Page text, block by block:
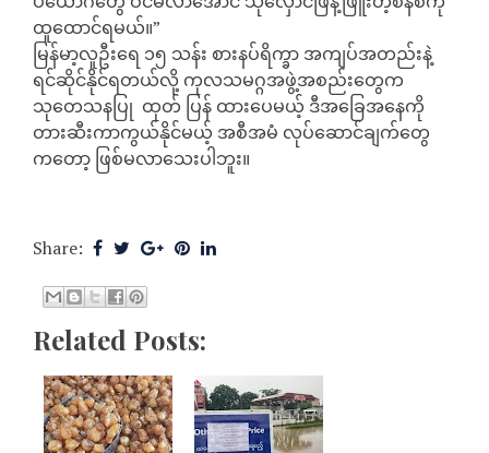
ထူထောင်ရမယ်။”
မြန်မာ့လူဦးရေ ၁၅ သန်း စားနပ်ရိက္ခာ အကျပ်အတည်းနဲ့
ရင်ဆိုင်နိုင်ရတယ်လို့ ကုလသမဂ္ဂအဖွဲ့အစည်းတွေက
သုတေသနပြု ထုတ် ပြန် ထားပေမယ့် ဒီအခြေအနေကို
တားဆီးကာကွယ်နိုင်မယ့် အစီအမံ လုပ်ဆောင်ချက်တွေ
ကတော့ ဖြစ်မလာသေးပါဘူး။
Share:
Related Posts: